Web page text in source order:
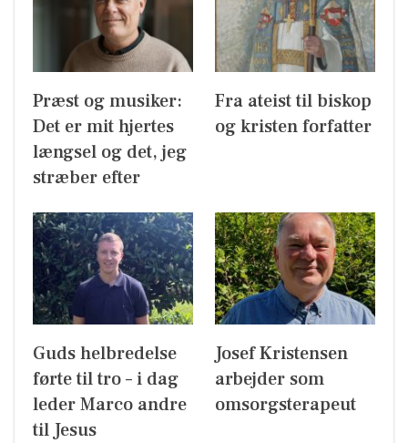
Præst og musiker:
Det er mit hjertes
længsel og det, jeg
stræber efter
Fra ateist til biskop
og kristen forfatter
Guds helbredelse
førte til tro – i dag
leder Marco andre
til Jesus
Josef Kristensen
arbejder som
omsorgsterapeut